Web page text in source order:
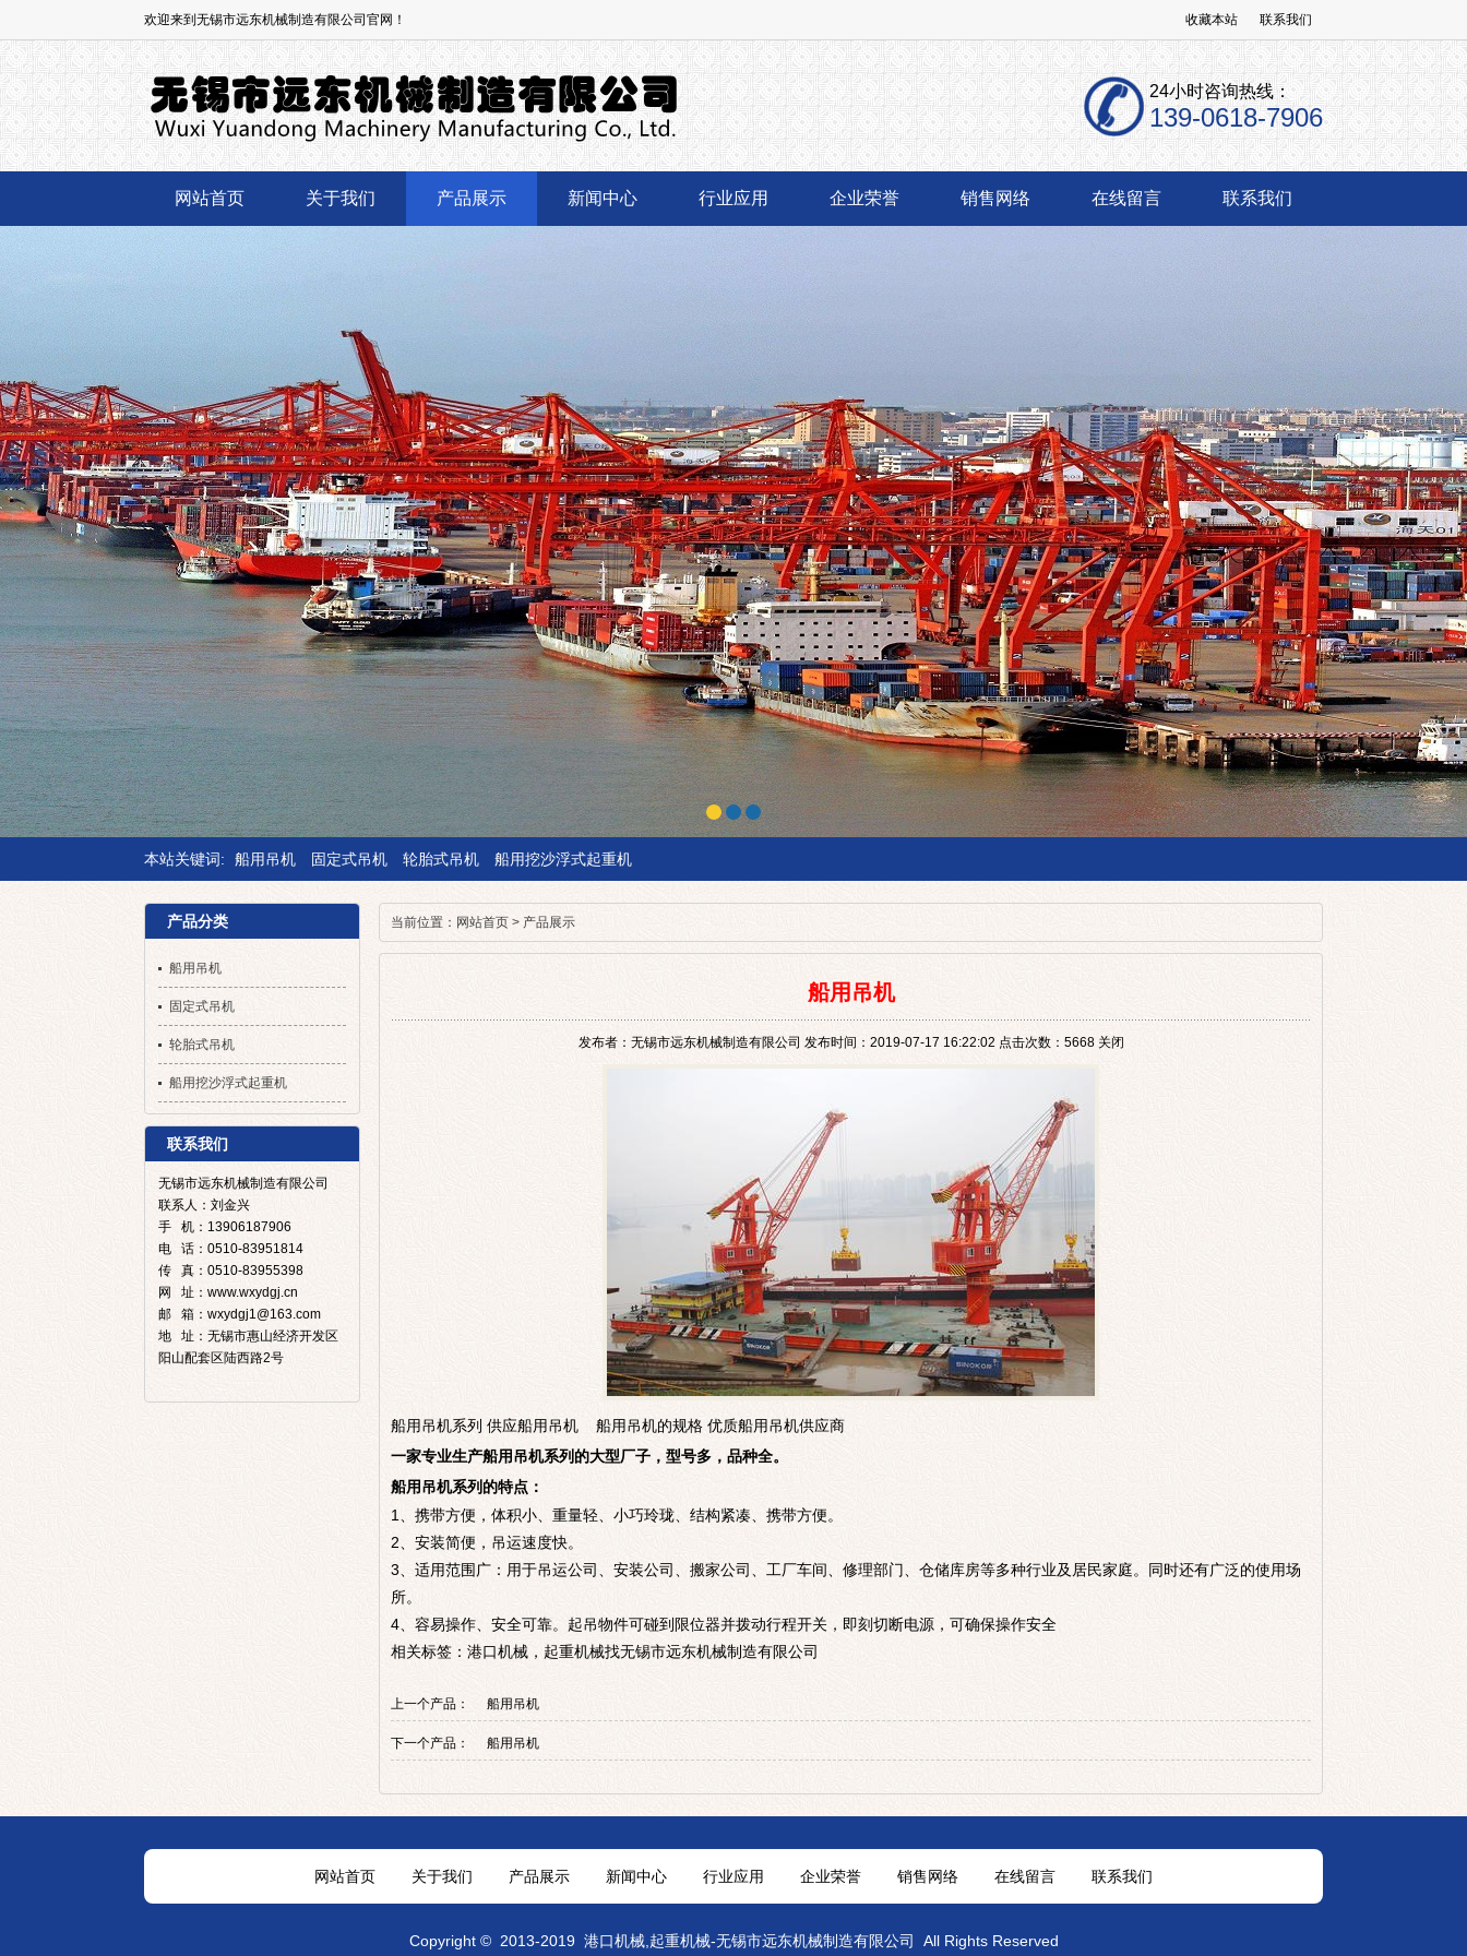
收藏本站 联系我们
欢迎来到无锡市远东机械制造有限公司官网！
24小时咨询热线：
139-0618-7906
网站首页 关于我们 产品展示 新闻中心 行业应用 企业荣誉 销售网络 在线留言 联系我们
本站关键词: 船用吊机 固定式吊机 轮胎式吊机 船用挖沙浮式起重机
当前位置： 网站首页 > 产品展示
船用吊机
发布者：无锡市远东机械制造有限公司 发布时间：2019-07-17 16:22:02 点击次数：5668 关闭
船用吊机系列 供应船用吊机 船用吊机的规格 优质船用吊机供应商
一家专业生产船用吊机系列 的大型厂子，型号多，品种全。
船用吊机系列 的特点：
1、携带方便，体积小、重量轻、小巧玲珑、结构紧凑、携带方便。
2、安装简便，吊运速度快。
3、适用范围广：用于吊运公司、安装公司、搬家公司、工厂车间、修理部门、仓储库房等多种行业及居民家庭。同时还有广泛的使用场
所。
4、容易操作、安全可靠。起吊物件可碰到限位器并拨动行程开关，即刻切断电源，可确保操作安全
相关标签： 港口机械 ， 起重机械找无锡市远东机械制造有限公司
上一个产品： 船用吊机
下一个产品： 船用吊机
产品分类
船用吊机
固定式吊机
轮胎式吊机
船用挖沙浮式起重机
联系我们
无锡市远东机械制造有限公司
联系人：刘金兴
手 机：13906187906
电 话：0510-83951814
传 真：0510-83955398
网 址：www.wxydgj.cn
邮 箱：wxydgj1@163.com
地 址：无锡市惠山经济开发区
阳山配套区陆西路2号
网站首页 关于我们 产品展示 新闻中心 行业应用 企业荣誉 销售网络 在线留言 联系我们
Copyright© 2013-2019 港口机械, 起重机械-无锡市远东机械制造有限公司 All Rights Reserved